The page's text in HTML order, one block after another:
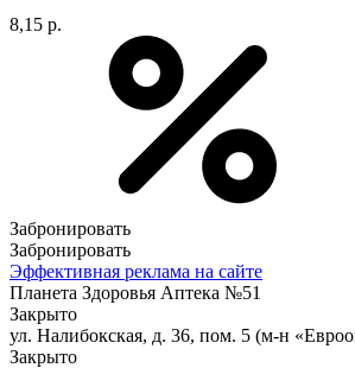
8,15 р.
Забронировать
Забронировать
Эффективная реклама на сайте
Планета Здоровья Аптека №51
Закрыто
ул. Налибокская, д. 36, пом. 5 (м-н
Закрыто